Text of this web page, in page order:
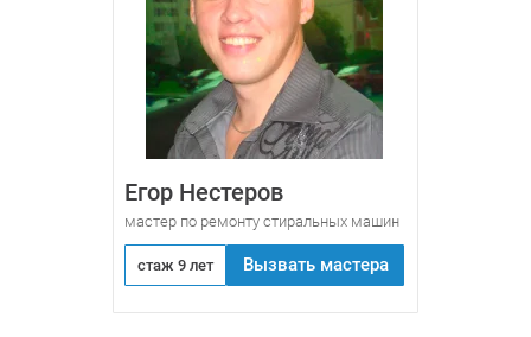
Егор Нестеров
мастер по ремонту стиральных машин
стаж 9 лет Вызвать мастера